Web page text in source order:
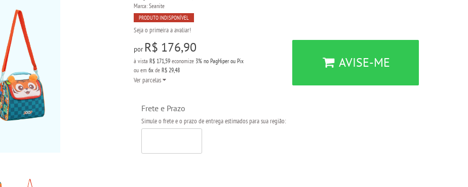
Marca: Seanite
PRODUTO INDISPONÍVEL
Seja o primeira a avaliar!
por R$ 176,90
à vista R$ 171,59economize 3% no PagHiper ou Pix
ou em 6xde R$ 29,48
Ver parcelas
AVISE-ME
Frete e Prazo
Simule o frete e o prazo de entrega estimados para sua região: